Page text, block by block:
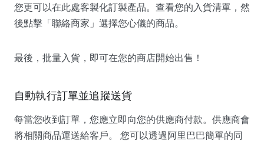
您更可以在此處客製化訂製產品。查看您的入貨清單，然
後點擊「聯絡商家」選擇您心儀的商品。
最後，批量入貨，即可在您的商店開始出售！
自動執行訂單並追蹤送貨
每當您收到訂單，您應立即向您的供應商付款。供應商會
將相關商品運送給客戶。 您可以透過阿里巴巴簡單的同